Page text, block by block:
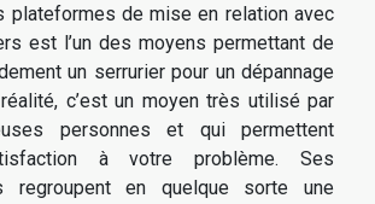
plateformes de mise en relation avec
est l’un des moyens permettant de
un serrurier pour un dépannage
c’est un moyen très utilisé par
personnes et qui permettent
à votre problème. Ses
regroupent en quelque sorte une